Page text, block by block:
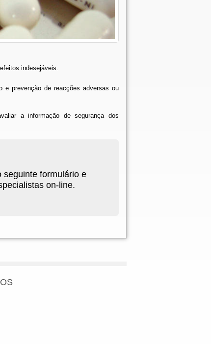
indesejáveis.
e prevenção de reacções adversas ou
a informação de segurança dos
seguinte formulário e
on-line.